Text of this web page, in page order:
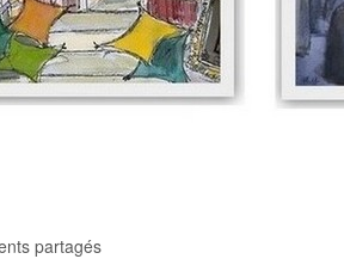
partagés